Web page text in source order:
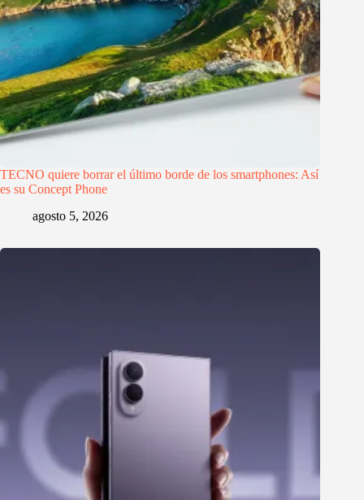
TECNO quiere borrar el último borde de los smartphones: Así
es su Concept Phone
agosto 5, 2026